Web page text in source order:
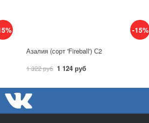
-15%
Азалия (сорт 'Fireball') С2
1 322 руб 1 124 руб